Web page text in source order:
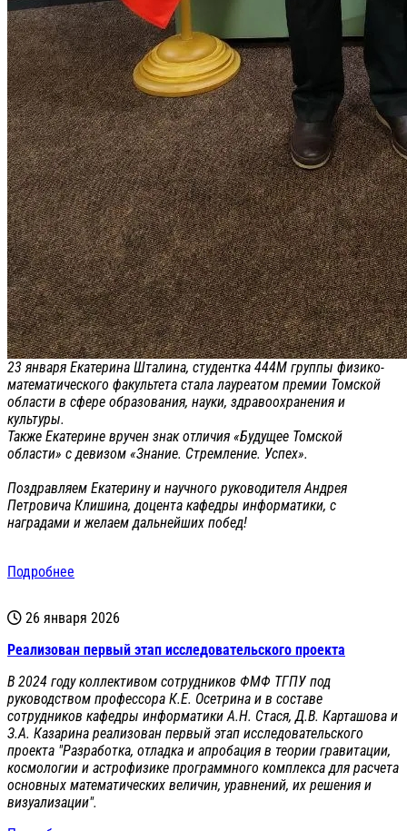
23 января Екатерина Шталина, студентка 444М группы физико-
математического факультета стала лауреатом премии Томской
области в сфере образования, науки, здравоохранения и
культуры.
Также Екатерине вручен знак отличия «Будущее Томской
области» с девизом «Знание. Стремление. Успех».
Поздравляем Екатерину и научного руководителя Андрея
Петровича Клишина, доцента кафедры информатики, с
наградами и желаем дальнейших побед!
Подробнее
26 января 2026
Реализован первый этап исследовательского проекта
В 2024 году коллективом сотрудников ФМФ ТГПУ под
руководством профессора К.Е. Осетрина и в составе
сотрудников кафедры информатики А.Н. Стася, Д.В. Карташова и
З.А. Казарина реализован первый этап исследовательского
проекта "Разработка, отладка и апробация в теории гравитации,
космологии и астрофизике программного комплекса для расчета
основных математических величин, уравнений, их решения и
визуализации".